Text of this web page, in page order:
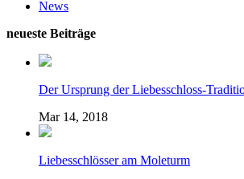
News
neueste Beiträge
Der Ursprung der Liebesschloss-
Mar 14, 2018
Liebesschlösser am Moleturm